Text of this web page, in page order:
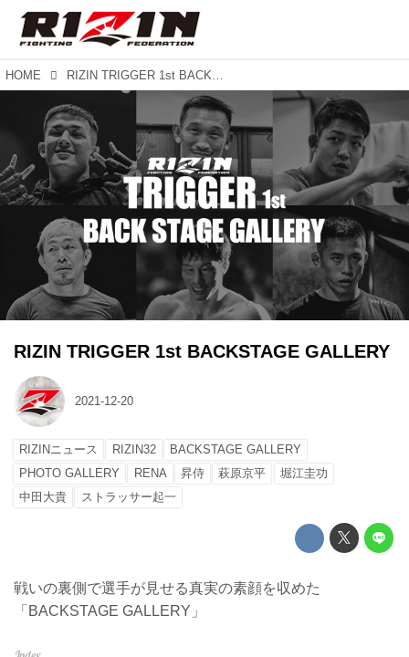
HOME RIZIN TRIGGER 1st BACKSTAGE GALLERY
RIZIN TRIGGER 1st BACKSTAGE GALLERY
2021-12-20
RIZINニュース RIZIN32
BACKSTAGE GALLERY
PHOTO GALLERY
RENA 昇侍 萩原京平
堀江圭功
中田大貴
ストラッサー起一
戦いの裏側で選手が見せる真実の素顔を収めた
「BACKSTAGE GALLERY」